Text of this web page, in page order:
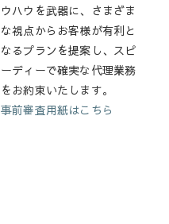
ウハウを武器に、さまざま
な視点からお客様が有利と
なるプランを提案し、スピ
ーディーで確実な代理業務
をお約束いたします。
事前審査用紙はこちら